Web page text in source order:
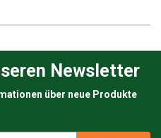
Newsletter
über neue Produkte